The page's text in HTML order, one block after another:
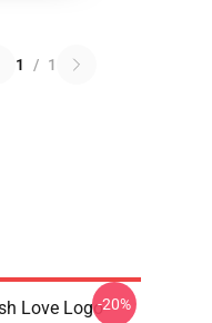
1 / 1
Love Logo-20%